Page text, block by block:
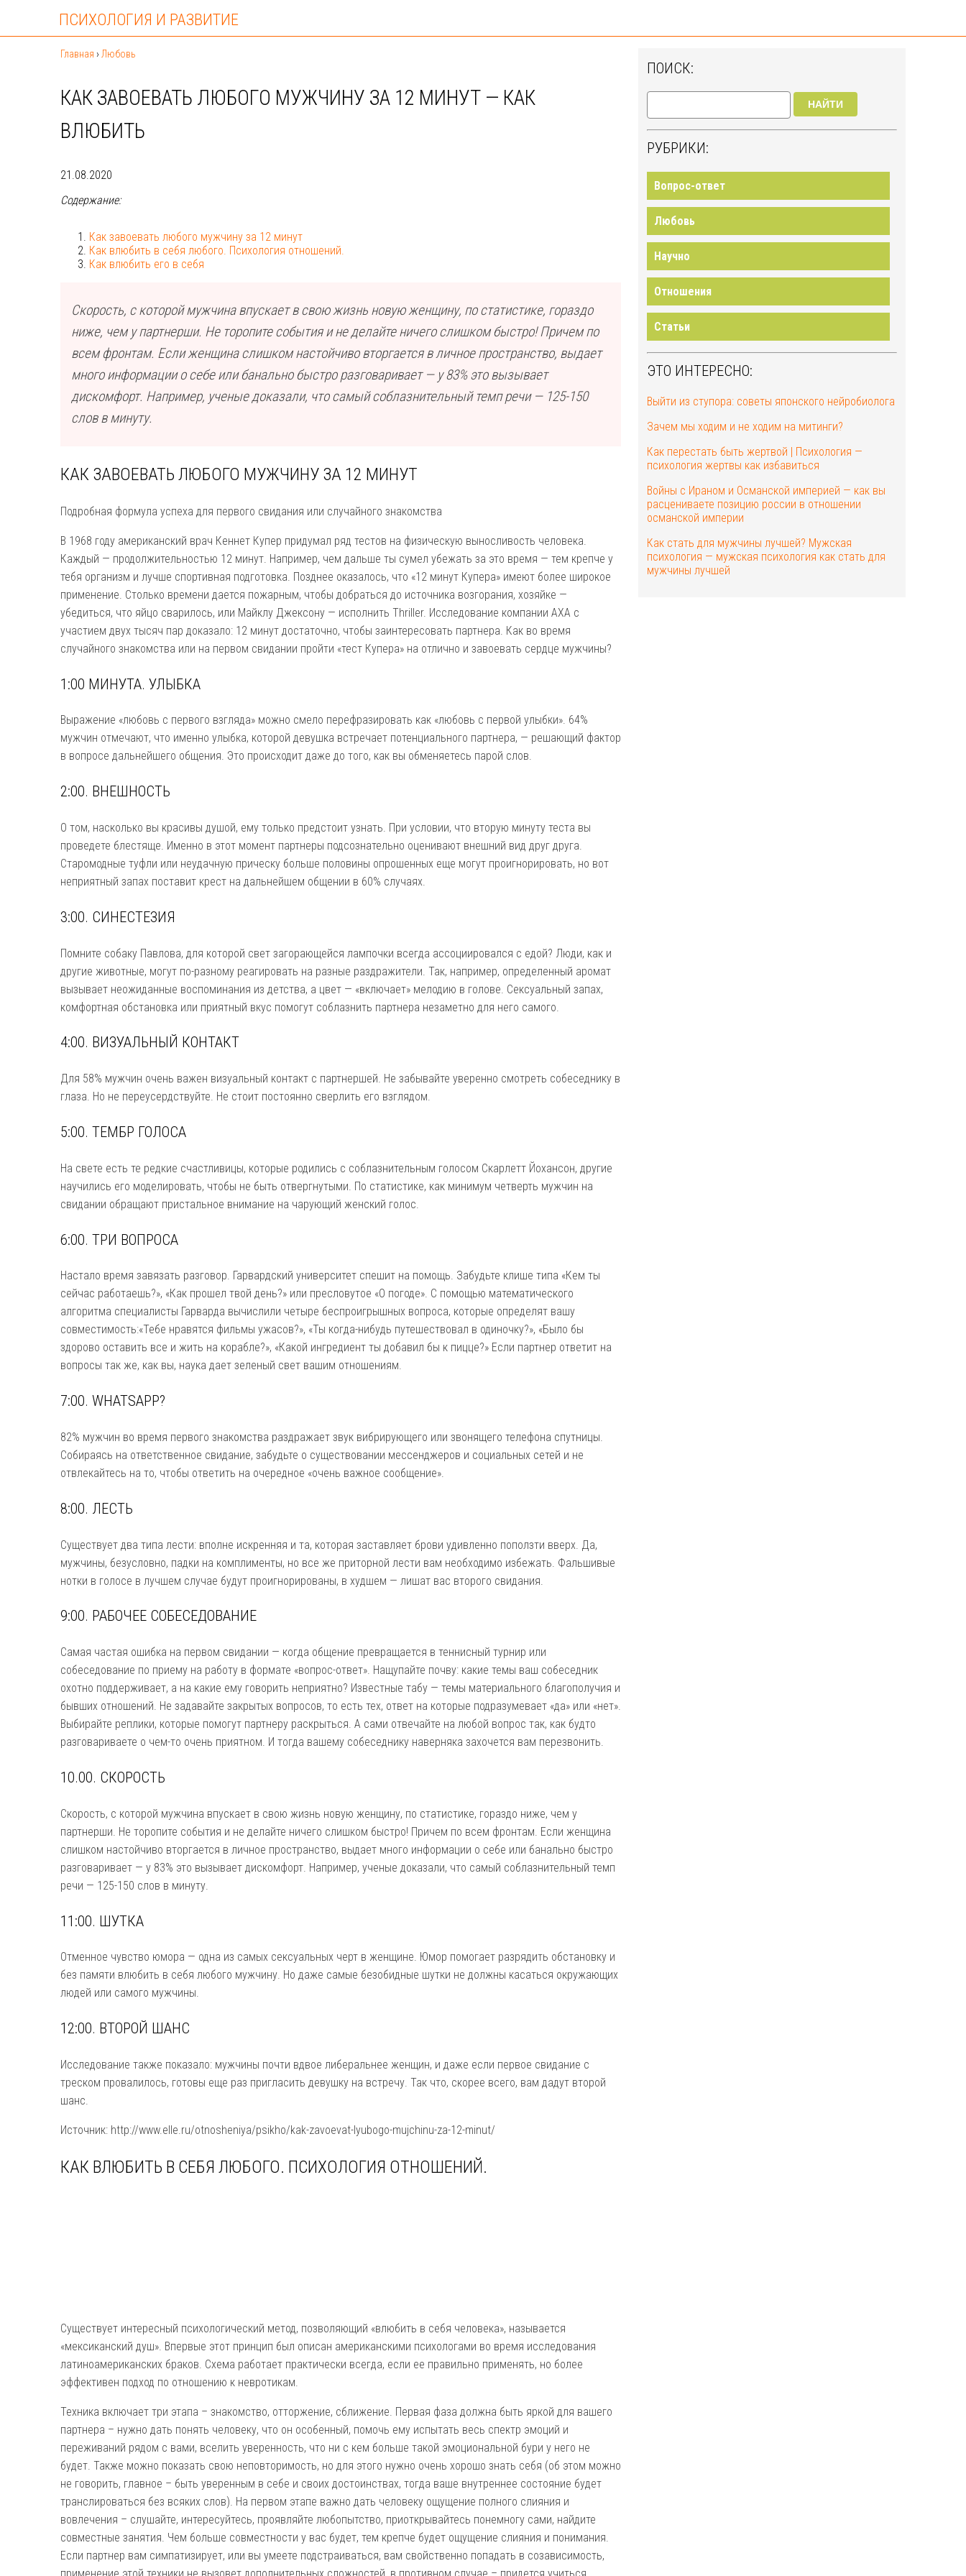
ПСИХОЛОГИЯ И РАЗВИТИЕ
Главная › Любовь
КАК ЗАВОЕВАТЬ ЛЮБОГО МУЖЧИНУ ЗА 12 МИНУТ — КАК
ВЛЮБИТЬ
21.08.2020
Содержание:
Как завоевать любого мужчину за 12 минут
Как влюбить в себя любого. Психология отношений.
Как влюбить его в себя
Скорость, с которой мужчина впускает в свою жизнь новую женщину, по статистике, гораздо
ниже, чем у партнерши. Не торопите события и не делайте ничего слишком быстро! Причем по
всем фронтам. Если женщина слишком настойчиво вторгается в личное пространство, выдает
много информации о себе или банально быстро разговаривает — у 83% это вызывает
дискомфорт. Например, ученые доказали, что самый соблазнительный темп речи — 125-150
слов в минуту.
КАК ЗАВОЕВАТЬ ЛЮБОГО МУЖЧИНУ ЗА 12 МИНУТ
Подробная формула успеха для первого свидания или случайного знакомства
В 1968 году американский врач Кеннет Купер придумал ряд тестов на физическую выносливость человека.
Каждый — продолжительностью 12 минут. Например, чем дальше ты сумел убежать за это время — тем крепче у
тебя организм и лучше спортивная подготовка. Позднее оказалось, что «12 минут Купера» имеют более широкое
применение. Столько времени дается пожарным, чтобы добраться до источника возгорания, хозяйке —
убедиться, что яйцо сварилось, или Майклу Джексону — исполнить Thriller. Исследование компании AXA с
участием двух тысяч пар доказало: 12 минут достаточно, чтобы заинтересовать партнера. Как во время
случайного знакомства или на первом свидании пройти «тест Купера» на отлично и завоевать сердце мужчины?
1:00 МИНУТА. УЛЫБКА
Выражение «любовь с первого взгляда» можно смело перефразировать как «любовь с первой улыбки». 64%
мужчин отмечают, что именно улыбка, которой девушка встречает потенциального партнера, — решающий фактор
в вопросе дальнейшего общения. Это происходит даже до того, как вы обменяетесь парой слов.
2:00. ВНЕШНОСТЬ
О том, насколько вы красивы душой, ему только предстоит узнать. При условии, что вторую минуту теста вы
проведете блестяще. Именно в этот момент партнеры подсознательно оценивают внешний вид друг друга.
Старомодные туфли или неудачную прическу больше половины опрошенных еще могут проигнорировать, но вот
неприятный запах поставит крест на дальнейшем общении в 60% случаях.
3:00. СИНЕСТЕЗИЯ
Помните собаку Павлова, для которой свет загорающейся лампочки всегда ассоциировался с едой? Люди, как и
другие животные, могут по-разному реагировать на разные раздражители. Так, например, определенный аромат
вызывает неожиданные воспоминания из детства, а цвет — «включает» мелодию в голове. Сексуальный запах,
комфортная обстановка или приятный вкус помогут соблазнить партнера незаметно для него самого.
4:00. ВИЗУАЛЬНЫЙ КОНТАКТ
Для 58% мужчин очень важен визуальный контакт с партнершей. Не забывайте уверенно смотреть собеседнику в
глаза. Но не переусердствуйте. Не стоит постоянно сверлить его взглядом.
5:00. ТЕМБР ГОЛОСА
На свете есть те редкие счастливицы, которые родились с соблазнительным голосом Скарлетт Йохансон, другие
научились его моделировать, чтобы не быть отвергнутыми. По статистике, как минимум четверть мужчин на
свидании обращают пристальное внимание на чарующий женский голос.
6:00. ТРИ ВОПРОСА
Настало время завязать разговор. Гарвардский университет спешит на помощь. Забудьте клише типа «Кем ты
сейчас работаешь?», «Как прошел твой день?» или пресловутое «О погоде». С помощью математического
алгоритма специалисты Гарварда вычислили четыре беспроигрышных вопроса, которые определят вашу
совместимость:«Тебе нравятся фильмы ужасов?», «Ты когда-нибудь путешествовал в одиночку?», «Было бы
здорово оставить все и жить на корабле?», «Какой ингредиент ты добавил бы к пицце?» Если партнер ответит на
вопросы так же, как вы, наука дает зеленый свет вашим отношениям.
7:00. WHATSAPP?
82% мужчин во время первого знакомства раздражает звук вибрирующего или звонящего телефона спутницы.
Собираясь на ответственное свидание, забудьте о существовании мессенджеров и социальных сетей и не
отвлекайтесь на то, чтобы ответить на очередное «очень важное сообщение».
8:00. ЛЕСТЬ
Существует два типа лести: вполне искренняя и та, которая заставляет брови удивленно поползти вверх. Да,
мужчины, безусловно, падки на комплименты, но все же приторной лести вам необходимо избежать. Фальшивые
нотки в голосе в лучшем случае будут проигнорированы, в худшем — лишат вас второго свидания.
9:00. РАБОЧЕЕ СОБЕСЕДОВАНИЕ
Самая частая ошибка на первом свидании — когда общение превращается в теннисный турнир или
собеседование по приему на работу в формате «вопрос-ответ». Нащупайте почву: какие темы ваш собеседник
охотно поддерживает, а на какие ему говорить неприятно? Известные табу — темы материального благополучия и
бывших отношений. Не задавайте закрытых вопросов, то есть тех, ответ на которые подразумевает «да» или «нет».
Выбирайте реплики, которые помогут партнеру раскрыться. А сами отвечайте на любой вопрос так, как будто
разговариваете о чем-то очень приятном. И тогда вашему собеседнику наверняка захочется вам перезвонить.
10.00. СКОРОСТЬ
Скорость, с которой мужчина впускает в свою жизнь новую женщину, по статистике, гораздо ниже, чем у
партнерши. Не торопите события и не делайте ничего слишком быстро! Причем по всем фронтам. Если женщина
слишком настойчиво вторгается в личное пространство, выдает много информации о себе или банально быстро
разговаривает — у 83% это вызывает дискомфорт. Например, ученые доказали, что самый соблазнительный темп
речи — 125-150 слов в минуту.
11:00. ШУТКА
Отменное чувство юмора — одна из самых сексуальных черт в женщине. Юмор помогает разрядить обстановку и
без памяти влюбить в себя любого мужчину. Но даже самые безобидные шутки не должны касаться окружающих
людей или самого мужчины.
12:00. ВТОРОЙ ШАНС
Исследование также показало: мужчины почти вдвое либеральнее женщин, и даже если первое свидание с
треском провалилось, готовы еще раз пригласить девушку на встречу. Так что, скорее всего, вам дадут второй
шанс.
Источник: http://www.elle.ru/otnosheniya/psikho/kak-zavoevat-lyubogo-mujchinu-za-12-minut/
КАК ВЛЮБИТЬ В СЕБЯ ЛЮБОГО. ПСИХОЛОГИЯ ОТНОШЕНИЙ.
Существует интересный психологический метод, позволяющий «влюбить в себя человека», называется
«мексиканский душ». Впервые этот принцип был описан американскими психологами во время исследования
латиноамериканских браков. Схема работает практически всегда, если ее правильно применять, но более
эффективен подход по отношению к невротикам.
Техника включает три этапа – знакомство, отторжение, сближение. Первая фаза должна быть яркой для вашего
партнера – нужно дать понять человеку, что он особенный, помочь ему испытать весь спектр эмоций и
переживаний рядом с вами, вселить уверенность, что ни с кем больше такой эмоциональной бури у него не
будет. Также можно показать свою неповторимость, но для этого нужно очень хорошо знать себя (об этом можно
не говорить, главное – быть уверенным в себе и своих достоинствах, тогда ваше внутреннее состояние будет
транслироваться без всяких слов). На первом этапе важно дать человеку ощущение полного слияния и
вовлечения – слушайте, интересуйтесь, проявляйте любопытство, приоткрывайтесь понемногу сами, найдите
совместные занятия. Чем больше совместности у вас будет, тем крепче будет ощущение слияния и понимания.
Если партнер вам симпатизирует, или вы умеете подстраиваться, вам свойственно попадать в созависимость,
ПОИСК:
НАЙТИ
РУБРИКИ:
Вопрос-ответ
Любовь
Научно
Отношения
Статьи
ЭТО ИНТЕРЕСНО:
Выйти из ступора: советы японского нейробиолога
Зачем мы ходим и не ходим на митинги?
Как перестать быть жертвой | Психология —
психология жертвы как избавиться
Войны с Ираном и Османской империей — как вы
расцениваете позицию россии в отношении
османской империи
Как стать для мужчины лучшей? Мужская
психология — мужская психология как стать для
мужчины лучшей